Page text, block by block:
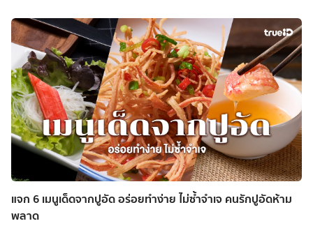
แจก 6 เมนูเด็ดจากปูอัด อร่อยทำง่าย ไม่ซ้ำจำเจ คนรักปูอัดห้าม
พลาด